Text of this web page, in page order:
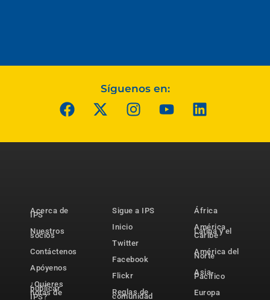
Síguenos en:
Acerca de
IPS
Nuestros
socios
Contáctenos
Apóyenos
¿Quieres
publicar
notas de
IPS?
Sigue a IPS
Inicio
Twitter
Facebook
Flickr
Reglas de
comunidad
África
América
Latina y el
Caribe
América del
Norte
Asia-
Pacífico
Europa